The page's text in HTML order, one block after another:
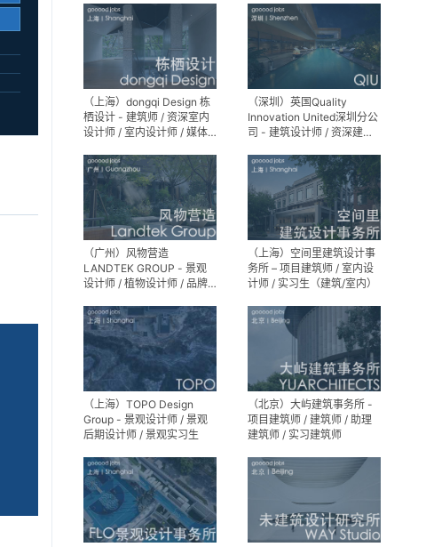
Designer / 景观建筑师
Landscape Designer
（上海）dongqi Design 栋
栖设计 - 建筑师 / 资深室内
设计师 / 室内设计师 / 媒体
生（常年招聘）
（深圳）英国Quality
Innovation United深圳分公
司 - 建筑设计师 / 资深建筑
实习生
（广州）风物营造
LANDTEK GROUP - 景观
设计师 / 植物设计师 / 品牌
（上海）空间里建筑设计事
务所 – 项目建筑师 / 室内设
计师 / 实习生（建筑/室内）
（上海）TOPO Design
Group - 景观设计师 / 景观
后期设计师 / 景观实习生
（北京）大屿建筑事务所 -
项目建筑师 / 建筑师 / 助理
建筑师 / 实习建筑师